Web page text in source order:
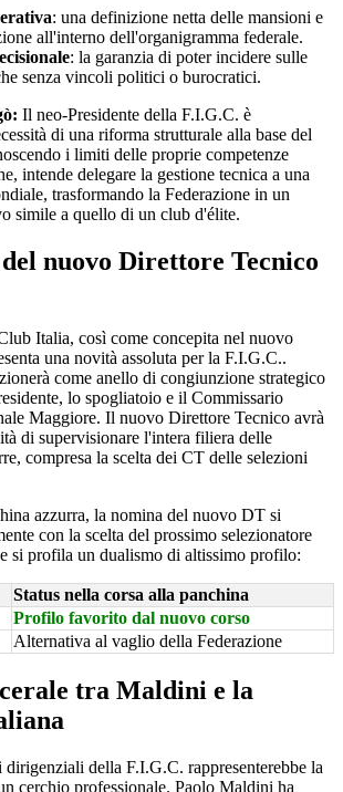
: una definizione netta delle mansioni e
all'interno dell'organigramma federale.
: la garanzia di poter incidere sulle
senza vincoli politici o burocratici.
Il neo-Presidente della F.I.G.C. è
di una riforma strutturale alla base del
i limiti delle proprie competenze
intende delegare la gestione tecnica a una
trasformando la Federazione in un
simile a quello di un club d'élite.
nuovo Direttore Tecnico
Italia, così come concepita nel nuovo
una novità assoluta per la F.I.G.C..
come anello di congiunzione strategico
lo spogliatoio e il Commissario
Maggiore. Il nuovo Direttore Tecnico avrà
di supervisionare l'intera filiera delle
compresa la scelta dei CT delle selezioni
azzurra, la nomina del nuovo DT si
con la scelta del prossimo selezionatore
si profila un dualismo di altissimo profilo:
Status nella corsa alla panchina
Profilo favorito dal nuovo corso
Alternativa al vaglio della Federazione
tra Maldini e la
della F.I.G.C. rappresenterebbe la
cerchio professionale. Paolo Maldini ha